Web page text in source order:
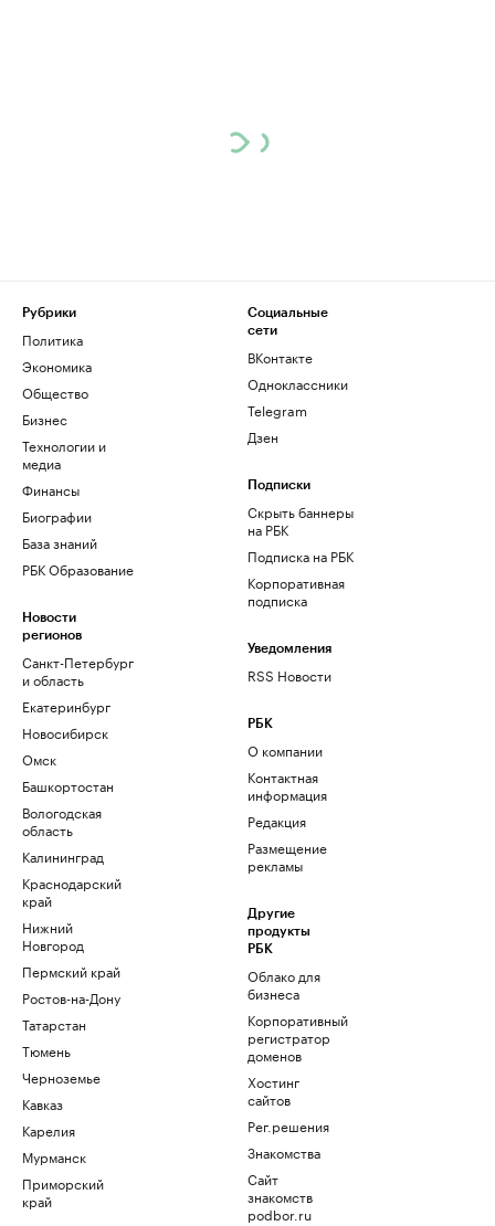
Рубрики
Политика
Экономика
Общество
Бизнес
Технологии и
медиа
Финансы
Биографии
База знаний
РБК Образование
Новости
регионов
Санкт-Петербург
и область
Екатеринбург
Новосибирск
Омск
Башкортостан
Вологодская
область
Калининград
Краснодарский
край
Нижний
Новгород
Пермский край
Ростов-на-Дону
Татарстан
Тюмень
Черноземье
Кавказ
Карелия
Мурманск
Приморский
край
Социальные
сети
ВКонтакте
Одноклассники
Telegram
Дзен
Подписки
Скрыть баннеры
на РБК
Подписка на РБК
Корпоративная
подписка
Уведомления
RSS Новости
РБК
О компании
Контактная
информация
Редакция
Размещение
рекламы
Другие
продукты
РБК
Облако для
бизнеса
Корпоративный
регистратор
доменов
Хостинг
сайтов
Рег.решения
Знакомства
Сайт
знакомств
podbor.ru